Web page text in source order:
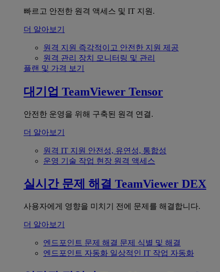
빠르고 안전한 원격 액세스 및 IT 지원.
더 알아보기
원격 지원 즉각적이고 안전한 지원 제공
원격 관리 장치 모니터링 및 관리
플랜 및 가격 보기
대기업 TeamViewer Tensor
안전한 운영을 위해 구축된 원격 연결.
더 알아보기
원격 IT 지원 안전성, 유연성, 통합성
운영 기술 작업 현장 원격 액세스
실시간 문제 해결 TeamViewer DEX
사용자에게 영향을 미치기 전에 문제를 해결합니다.
더 알아보기
엔드포인트 문제 해결 문제 식별 및 해결
엔드포인트 자동화 일상적인 IT 작업 자동화